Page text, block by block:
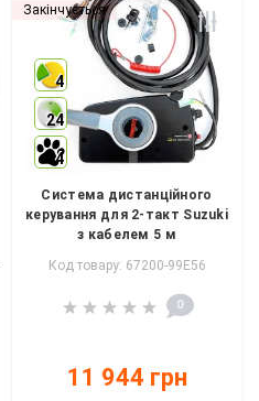
Закінчується
4
24
4
Система дистанційного
керування для 2-такт Suzuki
з кабелем 5 м
Код товару: 67200-99E56
0
11 944 грн